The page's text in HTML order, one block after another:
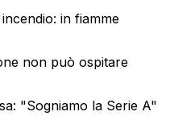
in fiamme
non può ospitare
"Sogniamo la Serie A"